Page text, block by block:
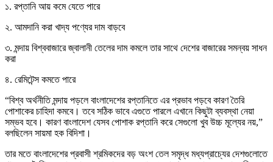
১. রপ্তানি আয় কমে যেতে পারে
২. আমদানি করা খাদ্য পণ্যের দাম বাড়বে
৩. মন্দায় বিশ্ববাজারে জ্বালানী তেলের দাম কমলে তার সাথে দেশের বাজারের সমন্বয় সাধন
করা
৪. রেমিটেন্স কমতে পারে
“বিশ্ব অর্থনীতি মন্দায় পড়লে বাংলাদেশের রপ্তানিতে এর প্রভাব পড়বে কারণ তৈরি
পোশাকের চাহিদা কমবে। তবে সঠিক ভাবে এগুতে পারলে এখানে কিছুটা ব্যবস্থা নেয়া
সম্ভব হবে। কারণ বাংলাদেশ যেসব পোশাক রপ্তানি করে সেগুলো খুব উচ্চ মূল্যের নয়,”
বলছিলেন সায়মা হক বিদিশা।
তার মতে বাংলাদেশের প্রবাসী শ্রমিকদের বড় অংশ তেল সমৃদ্ধ মধ্যপ্রাচ্যের দেশগুলোতে